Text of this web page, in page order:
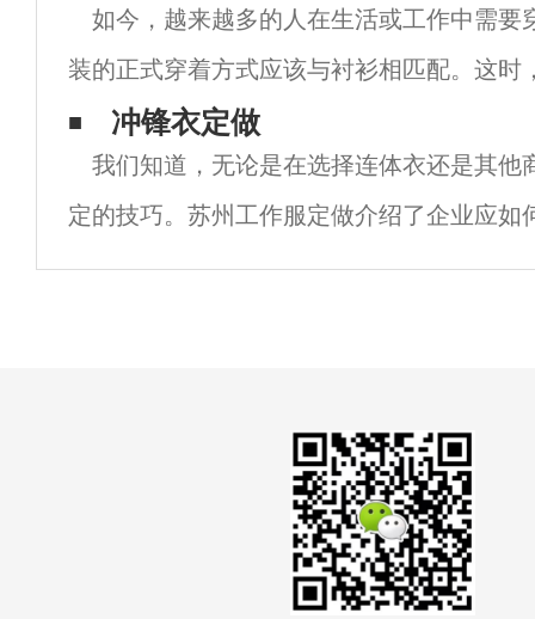
女性丰富的古典风格设计。不对称平衡：是
如今，越来越多的人在生活或工作中需要
装的正式穿着方式应该与衬衫相匹配。这时
成衣衬衫还是定制衬衫。然而，一些特殊或
到适合自己的衬衫。这时，我们需要定制衬
冲锋衣定做
我们知道，无论是在选择连体衣还是其他
定的技巧。苏州工作服定做介绍了企业应如
服。连体衣广泛应用于各行各业，每行对连